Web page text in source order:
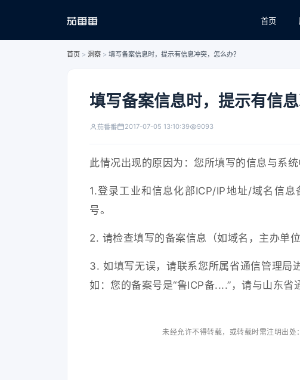
首页
首页 > 洞察 > 填写备案信息时，提示有信息冲突，怎么办？
填写备案信息时，提示有信息
茄番番 2017-07-05 13:10:39 9093
此情况出现的原因为：您所填写的信息与系
1.登录工业和信息化部ICP/IP地址/域名信
号。
2. 请检查填写的备案信息（如域名，主办单
3. 如填写无误，请联系您所属省通信管理局
如：您的备案号是“鲁ICP备....”，请与山东省
未经允许不得转载，或转载时需注明出处